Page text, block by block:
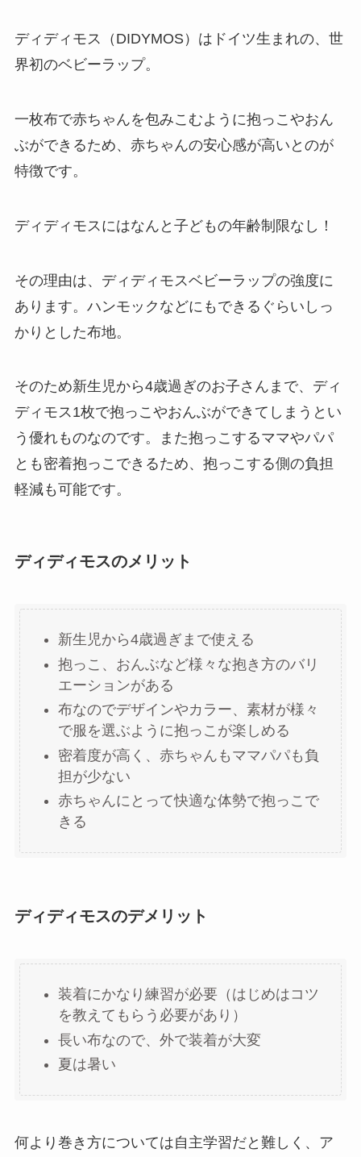
ディディモス（DIDYMOS）はドイツ生まれの、世
界初のベビーラップ。
一枚布で赤ちゃんを包みこむように抱っこやおん
ぶができるため、赤ちゃんの安心感が高いとのが
特徴です。
ディディモスにはなんと子どもの年齢制限なし！
その理由は、ディディモスベビーラップの強度に
あります。ハンモックなどにもできるぐらいしっ
かりとした布地。
そのため新生児から4歳過ぎのお子さんまで、ディ
ディモス1枚で抱っこやおんぶができてしまうとい
う優れものなのです。また抱っこするママやパパ
とも密着抱っこできるため、抱っこする側の負担
軽減も可能です。
ディディモスのメリット
新生児から4歳過ぎまで使える
抱っこ、おんぶなど様々な抱き方のバリ
エーションがある
布なのでデザインやカラー、素材が様々
で服を選ぶように抱っこが楽しめる
密着度が高く、赤ちゃんもママパパも負
担が少ない
赤ちゃんにとって快適な体勢で抱っこで
きる
ディディモスのデメリット
装着にかなり練習が必要（はじめはコツ
を教えてもらう必要があり）
長い布なので、外で装着が大変
夏は暑い
何より巻き方については自主学習だと難しく、ア